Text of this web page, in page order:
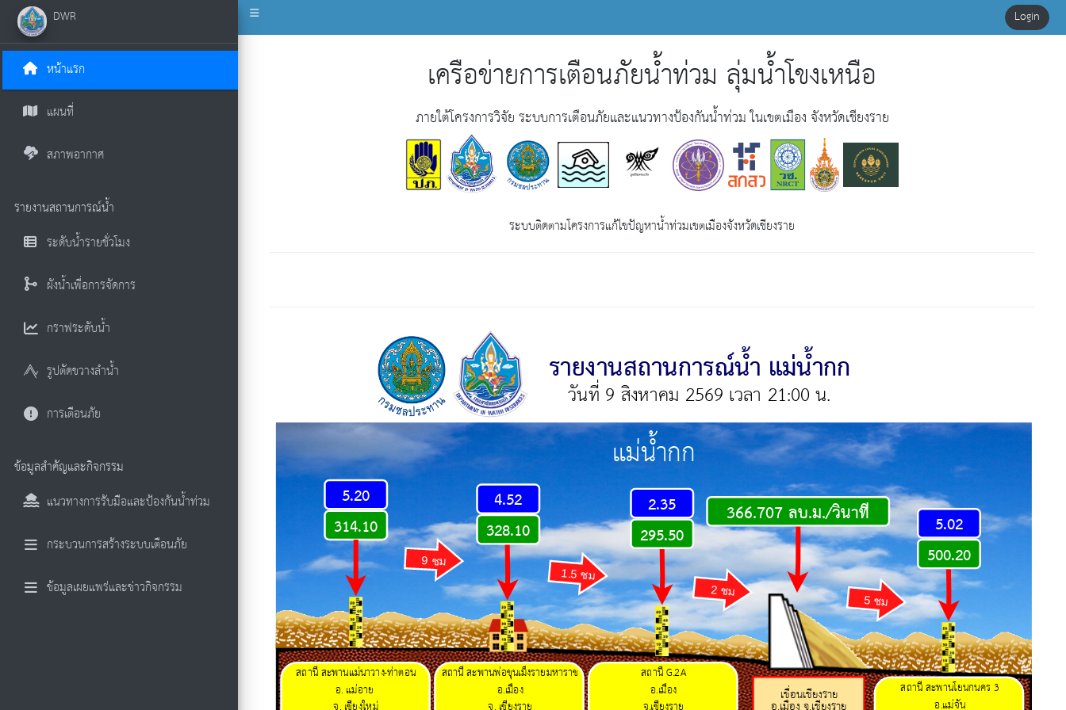
Login
DWR
หน้าแรก
แผนที่
สภาพอากาศ
รายงานสถานการณ์น้ำ
ระดับน้ำรายชั่วโมง
ผังน้ำเพื่อการจัดการ
กราฟระดับน้ำ
รูปตัดขวางลำน้ำ
การเตือนภัย
ข้อมูลสำคัญและกิจกรรม
แนวทางการรับมือและป้องกันน้ำท่วม
กระบวนการสร้างระบบเตือนภัย
ข้อมูลเผยแพร่และข่าวกิจกรรม
เครือข่ายการเตือนภัยน้ำท่วม ลุ่มน้ำโขงเหนือ
ภายใต้โครงการวิจัย ระบบการเตือนภัยและแนวทางป้องกันน้ำท่วม ในเขตเมือง จังหวัดเชียงราย
ระบบติดตามโครงการแก้ไขปัญหาน้ำท่วมเขตเมืองจังหวัดเชียงราย
รายงานสถานการณ์น้ำ แม่น้ำกก
วันที่ 9 สิงหาคม 2569 เวลา 21:00 น.
แม่น้ำกก
1.5 ชม
สถานีสะพานแม่นาวาง-ท่าตอน
อ. แม่อาย
9 ชม
เขื่อนเชียงราย
314.10
5.20
366.707 ลบ.ม./วินาที
2 ชม
328.10
4.52
5 ชม
295.50
2.35
500.20
5.02
สถานีสะพานพ่อขุนเม็งรายมหาราช
อ.เมือง
สถานีG.2A
อ.เมือง
สถานีสะพานโยนกนคร 3
อ.แม่จัน